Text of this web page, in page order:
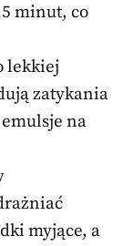
minut, co
lekkiej
zatykania
na
myjące, a